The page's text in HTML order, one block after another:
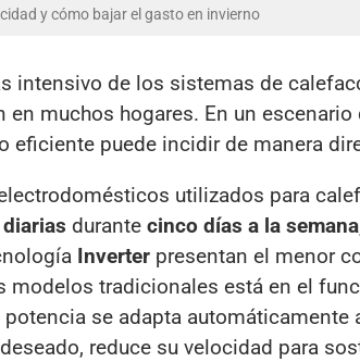
y cómo bajar el gasto en invierno
intensivo de los sistemas de
muchos hogares. En un
eficiente puede incidir de manera
utilizados para
durante cinco días a la semana
Inverter presentan el menor
modelos tradicionales está en el
se adapta automáticamente
reduce su velocidad para